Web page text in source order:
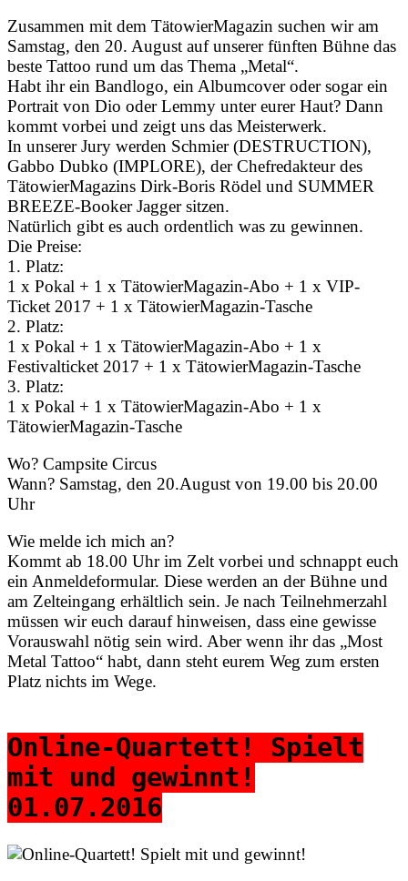
Zusammen mit dem TätowierMagazin suchen wir am
Samstag, den 20. August auf unserer fünften Bühne das
beste Tattoo rund um das Thema „Metal“.
Habt ihr ein Bandlogo, ein Albumcover oder sogar ein
Portrait von Dio oder Lemmy unter eurer Haut? Dann
kommt vorbei und zeigt uns das Meisterwerk.
In unserer Jury werden Schmier (DESTRUCTION),
Gabbo Dubko (IMPLORE), der Chefredakteur des
TätowierMagazins Dirk-Boris Rödel und SUMMER
BREEZE-Booker Jagger sitzen.
Natürlich gibt es auch ordentlich was zu gewinnen.
Die Preise:
1. Platz:
1 x Pokal + 1 x TätowierMagazin-Abo + 1 x VIP-
Ticket 2017 + 1 x TätowierMagazin-Tasche
2. Platz:
1 x Pokal + 1 x TätowierMagazin-Abo + 1 x
Festivalticket 2017 + 1 x TätowierMagazin-Tasche
3. Platz:
1 x Pokal + 1 x TätowierMagazin-Abo + 1 x
TätowierMagazin-Tasche
Wo? Campsite Circus
Wann? Samstag, den 20.August von 19.00 bis 20.00
Uhr
Wie melde ich mich an?
Kommt ab 18.00 Uhr im Zelt vorbei und schnappt euch
ein Anmeldeformular. Diese werden an der Bühne und
am Zelteingang erhältlich sein. Je nach Teilnehmerzahl
müssen wir euch darauf hinweisen, dass eine gewisse
Vorauswahl nötig sein wird. Aber wenn ihr das „Most
Metal Tattoo“ habt, dann steht eurem Weg zum ersten
Platz nichts im Wege.
Online-Quartett! Spielt
mit und gewinnt!
01.07.2016